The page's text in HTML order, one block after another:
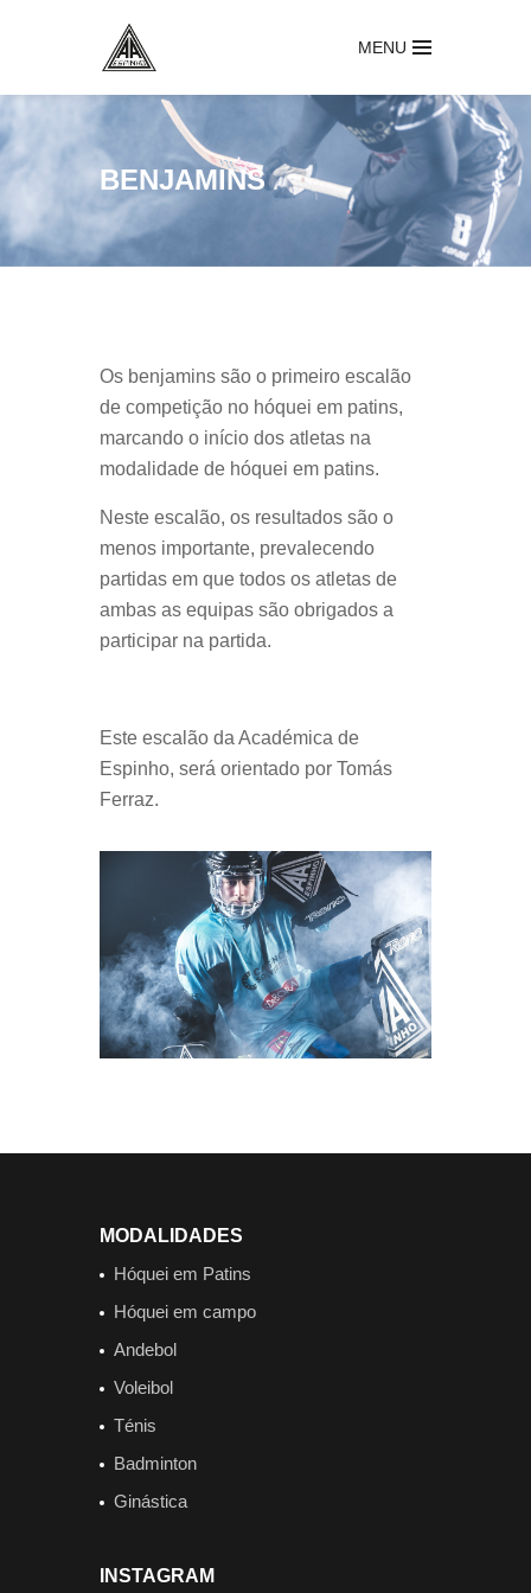
MENU
BENJAMINS
Os benjamins são o primeiro escalão
de competição no hóquei em patins,
marcando o início dos atletas na
modalidade de hóquei em patins.
Neste escalão, os resultados são o
menos importante, prevalecendo
partidas em que todos os atletas de
ambas as equipas são obrigados a
participar na partida.
Este escalão da Académica de
Espinho, será orientado por Tomás
Ferraz.
MODALIDADES
Hóquei em Patins
Hóquei em campo
Andebol
Voleibol
Ténis
Badminton
Ginástica
INSTAGRAM